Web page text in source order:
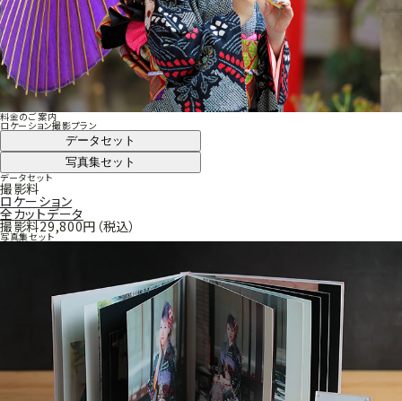
料金のご案内
ロケーション撮影プラン
データセット
写真集セット
データセット
撮影料
ロケーション
全カットデータ
撮影料29,800円 （税込）
写真集セット